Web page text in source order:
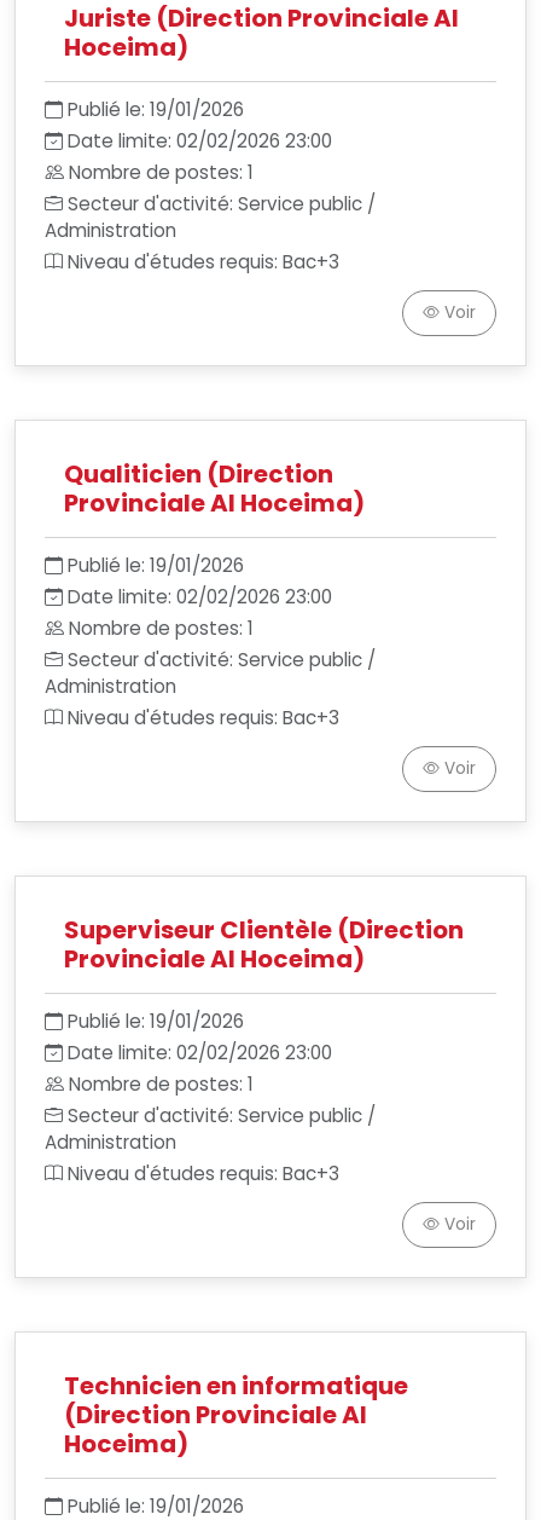
Juriste (Direction Provinciale Al
Hoceima)
Publié le: 19/01/2026
Date limite: 02/02/2026 23:00
Nombre de postes: 1
Secteur d'activité: Service public /
Administration
Niveau d'études requis: Bac+3
Voir
Qualiticien (Direction
Provinciale Al Hoceima)
Publié le: 19/01/2026
Date limite: 02/02/2026 23:00
Nombre de postes: 1
Secteur d'activité: Service public /
Administration
Niveau d'études requis: Bac+3
Voir
Superviseur Clientèle (Direction
Provinciale Al Hoceima)
Publié le: 19/01/2026
Date limite: 02/02/2026 23:00
Nombre de postes: 1
Secteur d'activité: Service public /
Administration
Niveau d'études requis: Bac+3
Voir
Technicien en informatique
(Direction Provinciale Al
Hoceima)
Publié le: 19/01/2026